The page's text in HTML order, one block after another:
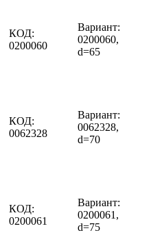
КОД:
0200060
Вариант:
0200060,
d=65
КОД:
0062328
Вариант:
0062328,
d=70
КОД:
0200061
Вариант:
0200061,
d=75